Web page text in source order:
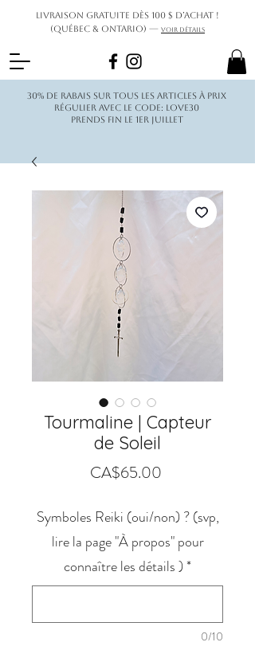
Livraison gratuite dès 100 $ d’achat !
(Québec & Ontario) — Voir détails
30% de rabais sur tous les articles à prix
régulier avec le code: love30
Prends fin le 1er juillet
Tourmaline | Capteur
de Soleil
CA$65.00Price
Symboles Reiki (oui/non) ? (svp,
lire la page "À propos" pour
connaître les détails )*
0/10